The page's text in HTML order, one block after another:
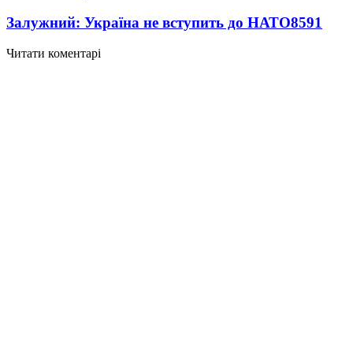
Залужний: Україна не вступить до НАТО8591
Читати коментарі